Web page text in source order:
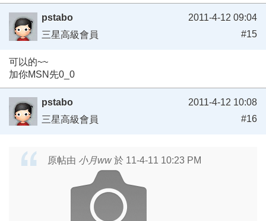
pstabo
三星高級會員
2011-4-12 09:04
#15
可以的~~
加你MSN先0_0
pstabo
三星高級會員
2011-4-12 10:08
#16
原帖由 小月ww於 11-4-11 10:23 PM